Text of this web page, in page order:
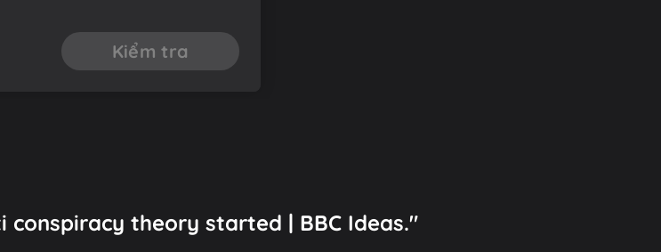
Kiểm tra
conspiracy theory started | BBC Ideas."